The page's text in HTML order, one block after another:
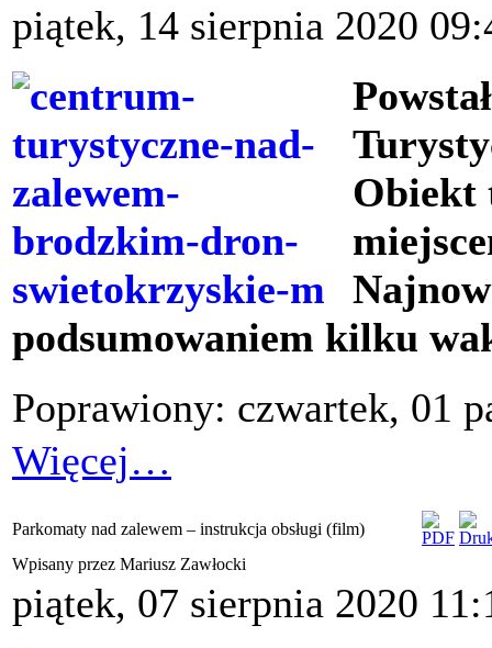
piątek, 14 sierpnia 2020
Obiekt
podsumowaniem kilku
Poprawiony: czwartek, 01
Więcej…
Parkomaty nad zalewem – instrukcja obsługi (film)
Wpisany przez Mariusz Zawłocki
piątek, 07 sierpnia 2020